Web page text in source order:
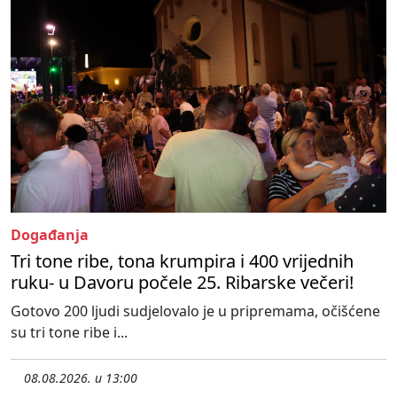
Događanja
Tri tone ribe, tona krumpira i 400 vrijednih
ruku- u Davoru počele 25. Ribarske večeri!
Gotovo 200 ljudi sudjelovalo je u pripremama, očišćene
su tri tone ribe i...
08.08.2026. u 13:00